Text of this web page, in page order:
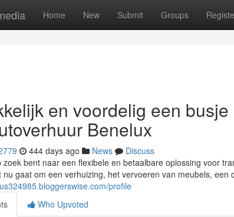
Home New Submit Groups
en voordelig een
Benelux
444 days ago News
Discuss
zoek bent naar een flexibele en betaalbare oplossing voor
nu gaat om een verhuizing, het vervoeren van meubels, een
profile
Who Upvoted